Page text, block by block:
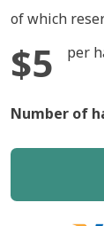
of which
$5 per
Number of